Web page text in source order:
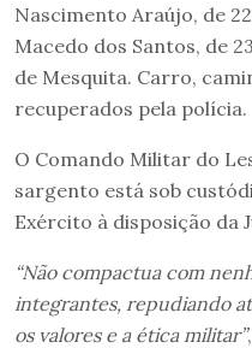
Nascimento Araújo, de
Macedo dos Santos, de
de Mesquita. Carro,
recuperados pela polícia.
O Comando Militar do
sargento está sob
Exército à disposição da
“Não compactua com
integrantes, repudiando
os valores e a ética militar”